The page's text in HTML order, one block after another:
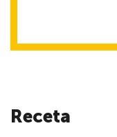
Receta